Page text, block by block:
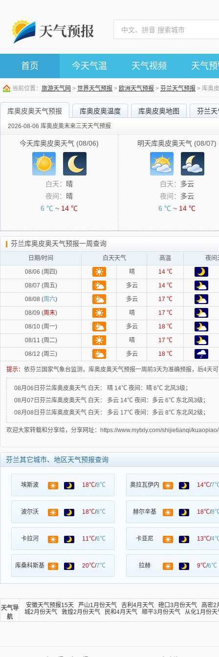
首页 今天气温 天气视频 天气
当前位置： 旅游天气网 > 世界天气预报 > 欧洲天气预报 > 芬兰天气预报 > 库奥
库奥皮奥天气预报 库奥皮奥温度 库奥皮奥地图 芬兰天
2026-08-06 库奥皮奥末来三天天气预报
今天库奥皮奥天气 (08/06)
白天：
晴
夜间：
晴
6 ℃ ~ 14 ℃
明天库奥皮奥天气 (08/07)
白天： 多云
夜间： 多云
6 ℃ ~ 14 ℃
芬兰库奥皮奥天气预报一周查询
日期/时间 白天天气 高温
夜间
08/06 (周四)
晴
14 ℃
08/07 (周五)
多云
14 ℃
08/08 (周六) 多云
17 ℃
08/09 (周末) 晴
17 ℃
08/10 (周一)
多云
18 ℃
08/11 (周二)
晴
17 ℃
08/12 (周三)
多云 18 ℃
提示： 依芬兰国家气象台监测，库奥皮奥天气预报一周前3天为准确预报，后4天
08月06日芬兰库奥皮奥天气 白天： 晴 14℃ 夜间： 晴 6℃ 北风3级；
08月07日芬兰库奥皮奥天气 白天： 多云 14℃ 夜间： 多云 6℃ 东北风3级；
08月08日芬兰库奥皮奥天气 白天： 多云 17℃ 夜间： 多云 8℃ 东北风2级；
欢迎大家转载和分享给，分享网址：https://www.mytxly.com/shijietianqi/kuaopiao/
芬兰其它城市、地区天气预报查询
埃斯波 18℃/8℃ 奥拉瓦伊内 14℃/
波尔沃 18℃/8℃ 赫尔辛基 18℃/
卡拉河 11℃/6℃ 卡亚尼 13℃/
库桑科斯基 20℃/7℃ 拉赫 9℃/6℃
天气导
航
安徽天气预报15天 芦山1月份天气 吉利4月天气 磴口3月份天气
高密2
城2月份天气
敦煌2月份天气 民和4月天气 顺平3月份天气 从化1月份天